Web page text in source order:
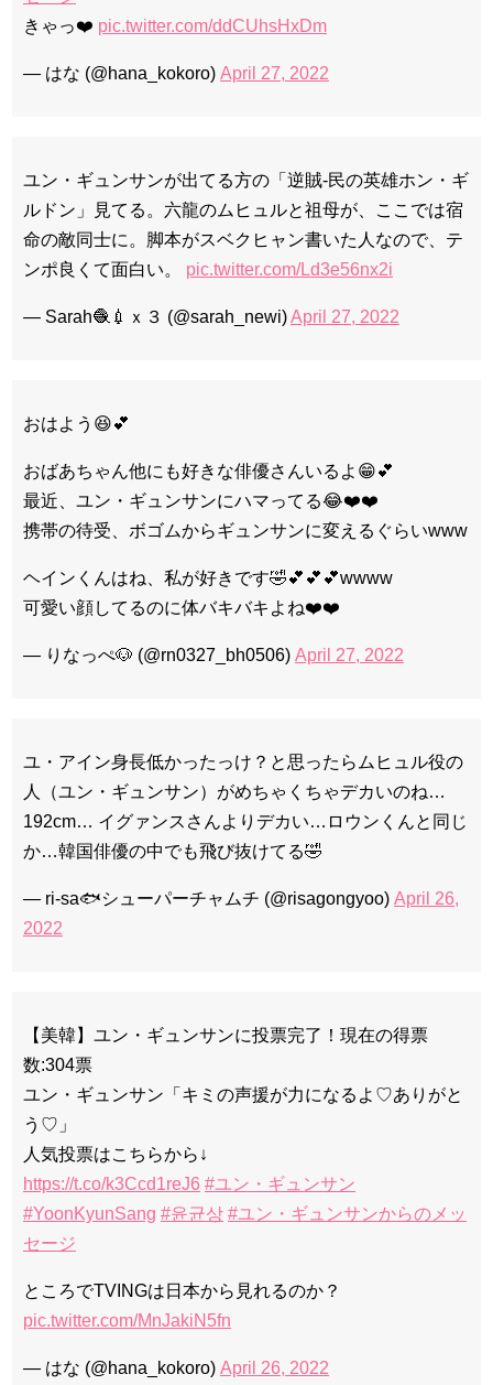
きゃっ❤️ pic.twitter.com/ddCUhsHxDm
— はな (@hana_kokoro) April 27, 2022
ユン・ギュンサンが出てる方の「逆賊-民の英雄ホン・ギ
ルドン」見てる。六龍のムヒュルと祖母が、ここでは宿
命の敵同士に。脚本がスベクヒャン書いた人なので、テ
ンポ良くて面白い。 pic.twitter.com/Ld3e56nx2i
— Sarah🧶💉ｘ３ (@sarah_newi)April 27, 2022
おはよう😆💕
おばあちゃん他にも好きな俳優さんいるよ😁💕
最近、ユン・ギュンサンにハマってる😂❤️❤️
携帯の待受、ボゴムからギュンサンに変えるぐらいwww
ヘインくんはね、私が好きです🤣💕💕💕wwww
可愛い顔してるのに体バキバキよね❤️❤️
— りなっぺ🐶 (@rn0327_bh0506) April 27, 2022
ユ・アイン身長低かったっけ？と思ったらムヒュル役の
人（ユン・ギュンサン）がめちゃくちゃデカいのね…
192cm… イグァンスさんよりデカい…ロウンくんと同じ
か…韓国俳優の中でも飛び抜けてる🤣
— ri-sa🐟シューパーチャムチ (@risagongyoo) April 26,
2022
【美韓】ユン・ギュンサンに投票完了！現在の得票
数:304票
ユン・ギュンサン「キミの声援が力になるよ♡ありがと
う♡」
人気投票はこちらから↓
https://t.co/k3Ccd1reJ6 #ユン・ギュンサン
#YoonKyunSang #윤균상 #ユン・ギュンサンからのメッ
セージ
ところでTVINGは日本から見れるのか？
pic.twitter.com/MnJakiN5fn
— はな (@hana_kokoro) April 26, 2022